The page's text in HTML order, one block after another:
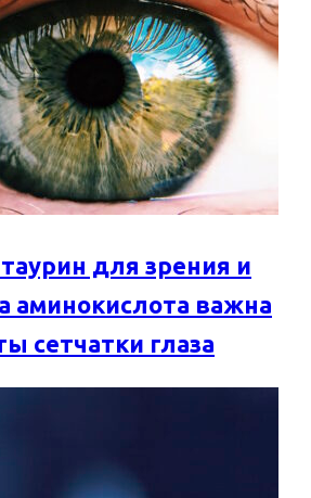
для зрения и
аминокислота важна
сетчатки глаза